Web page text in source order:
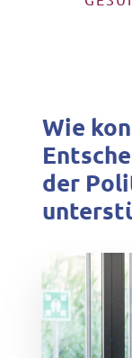
Wie
der